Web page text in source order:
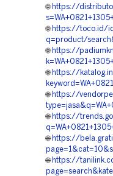
🌐 https://
🌐 https://toco.id/
q=product/
🌐 https://
🌐 https://
🌐 https://
🌐 https://
🌐 https://
🌐 https://